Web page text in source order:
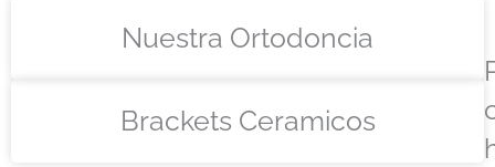
Nuestra Ortodoncia
Brackets Ceramicos